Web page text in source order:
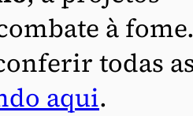
à
todas
aqui.